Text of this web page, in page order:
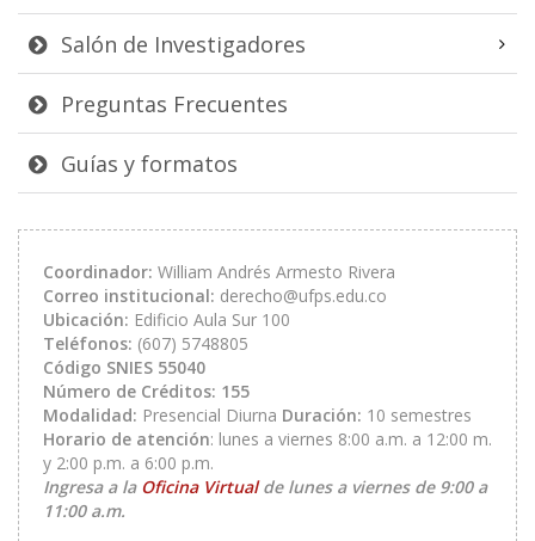
Salón de Investigadores
Preguntas Frecuentes
Guías y formatos
Coordinador: William Andrés Armesto Rivera
Correo institucional: derecho@ufps.edu.co
Ubicación: Edificio Aula Sur 100
Teléfonos: (607) 5748805
Código SNIES 55040
Número de Créditos: 155
Modalidad: Presencial Diurna Duración: 10 semestres
Horario de atención: lunes a viernes 8:00 a.m. a 12:00 m.
y 2:00 p.m. a 6:00 p.m.
Ingresa a la Oficina Virtualde lunes a viernes de 9:00 a
11:00 a.m.